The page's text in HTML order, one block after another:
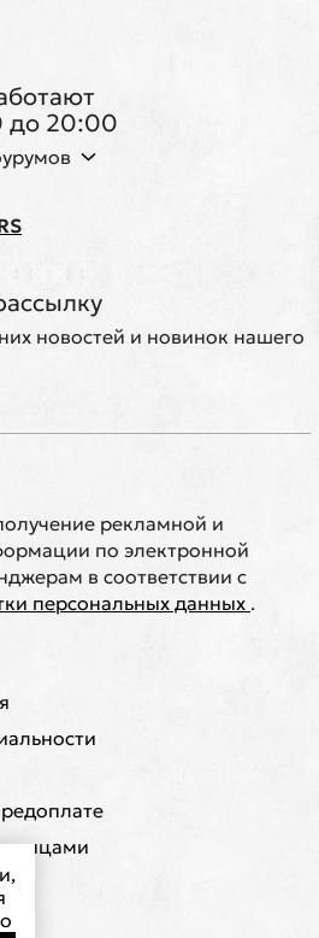
до 20:00
новостей и новинок нашего
рекламной и
по электронной
в соответствии с
персональных данных .
лицами